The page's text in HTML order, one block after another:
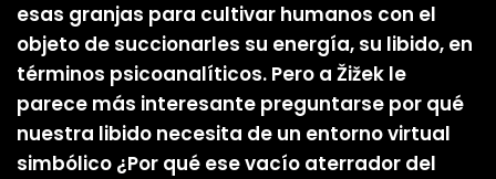
esas granjas para cultivar humanos con el
objeto de succionarles su energía, su libido, en
términos psicoanalíticos. Pero a Žižek le
parece más interesante preguntarse por qué
nuestra libido necesita de un entorno virtual
simbólico ¿Por qué ese vacío aterrador del